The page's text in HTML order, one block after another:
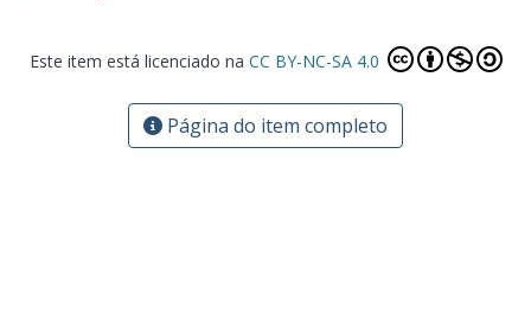
Este item está licenciado na CC BY-NC-SA 4.0
Página do item completo